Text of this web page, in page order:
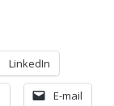
LinkedIn
E-mail